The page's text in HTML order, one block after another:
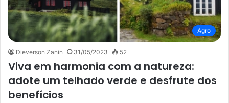
Agro
Dieverson Zanin 31/05/2023 52
Viva em harmonia com a natureza:
adote um telhado verde e desfrute dos
benefícios